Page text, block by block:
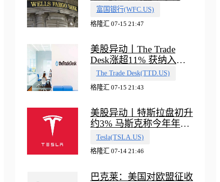
收入指引
富国银行(WFC.US)
格隆汇 07-15 21:47
美股异动丨The Trade
Desk涨超11% 获纳入标
普500指数
The Trade Desk(TTD.US)
格隆汇 07-15 21:43
美股异动丨特斯拉盘初升
约3% 马斯克称今年年底
会有‘史诗级震撼’的演示
Tesla(TSLA.US)
格隆汇 07-14 21:46
巴克莱：美国对欧盟征收